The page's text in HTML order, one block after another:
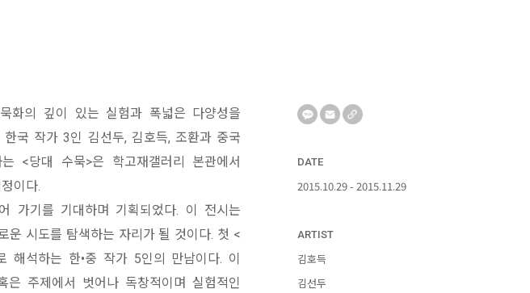
화의 깊이 있는 실험과 폭넓은 다양성을
국 작가 3인 김선두, 김호득, 조환과 중국
<당대 수묵>은 학고재갤러리 본관에서
이다.
가기를 기대하며 기획되었다. 이 전시는
운 시도를 탐색하는 자리가 될 것이다. 첫 <
석하는 한•중 작가 5인의 만남이다. 이
주제에서 벗어나 독창적이며 실험적인
DATE
2015.10.29 - 2015.11.29
ARTIST
김호득
김선두